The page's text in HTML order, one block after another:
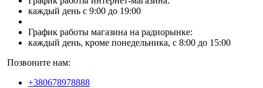
каждый день с 9:00 до 19:00
График работы магазина на радиорынке:
каждый день, кроме понедельника, с 8:00 до 15:00
Позвоните нам:
+380678978888